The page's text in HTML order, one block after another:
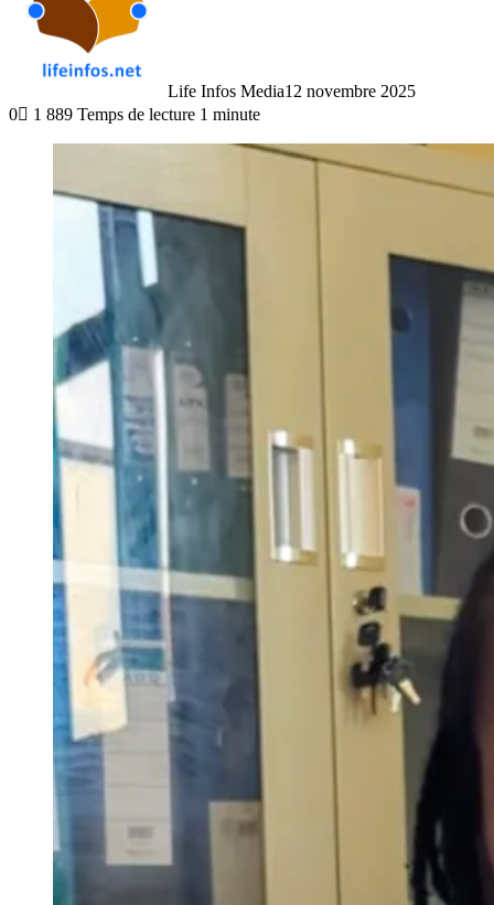
Life Infos Media12 novembre 2025
0
1 889 Temps de lecture 1 minute